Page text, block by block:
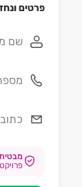
פרטים